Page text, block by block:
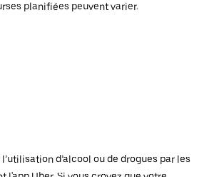
planifiées peuvent varier.
d’alcool ou de drogues par les